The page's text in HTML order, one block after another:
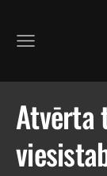
Atvērta